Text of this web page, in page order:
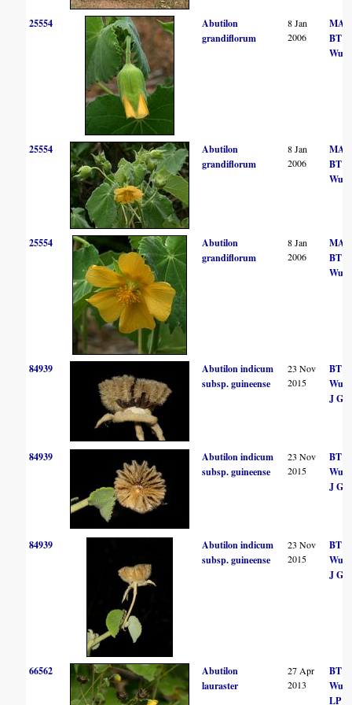
25554
Abutilon
grandiflorum
8 Jan
2006
MA
BT
25554
Abutilon
grandiflorum
8 Jan
2006
MA
BT
25554
Abutilon
grandiflorum
8 Jan
2006
MA
BT
84939
Abutilon indicum
subsp. guineense
23 Nov
2015
BT
J
84939
Abutilon indicum
subsp. guineense
23 Nov
2015
BT
J
84939
Abutilon indicum
subsp. guineense
23 Nov
2015
BT
J
66562
Abutilon
lauraster
27 Apr
2013
BT
LP